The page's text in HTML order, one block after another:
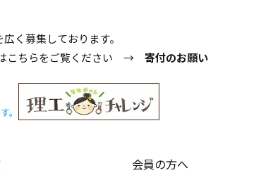
く募集しております。
はこちらをご覧ください →寄付のお願い
。
会員の方へ